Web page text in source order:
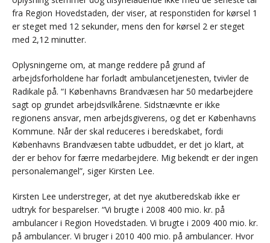
fra Region Hovedstaden, der viser, at responstiden for kørsel 1
er steget med 12 sekunder, mens den for kørsel 2 er steget
med 2,12 minutter.
Oplysningerne om, at mange reddere på grund af
arbejdsforholdene har forladt ambulancetjenesten, tvivler de
Radikale på. “I Københavns Brandvæsen har 50 medarbejdere
sagt op grundet arbejdsvilkårene. Sidstnævnte er ikke
regionens ansvar, men arbejdsgiverens, og det er Københavns
Kommune. Når der skal reduceres i beredskabet, fordi
Københavns Brandvæsen tabte udbuddet, er det jo klart, at
der er behov for færre medarbejdere. Mig bekendt er der ingen
personalemangel”, siger Kirsten Lee.
Kirsten Lee understreger, at det nye akutberedskab ikke er
udtryk for besparelser. “Vi brugte i 2008 400 mio. kr. på
ambulancer i Region Hovedstaden. Vi brugte i 2009 400 mio. kr.
på ambulancer. Vi bruger i 2010 400 mio. på ambulancer. Hvor